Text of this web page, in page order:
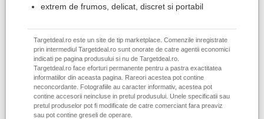
extrem de frumos, delicat, discret si portabil
Targetdeal.ro este un site de tip marketplace. Comenzile inregistrate
prin intermediul Targetdeal.ro sunt onorate de catre agentii economici
indicati pe pagina produsului si nu de Targetdeal.ro.
Targetdeal.ro face eforturi permanente pentru a pastra exactitatea
informatiilor din aceasta pagina. Rareori acestea pot contine
neconcordante. Fotografiile au caracter informativ, acestea pot
contine accesorii neincluse in pretul produsului. Unele specificatii sau
pretul produselor pot fi modificate de catre comerciant fara preaviz
sau pot contine greseli de operare.